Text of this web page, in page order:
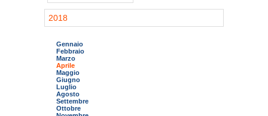
2018
Gennaio
Febbraio
Marzo
Aprile
Maggio
Giugno
Luglio
Agosto
Settembre
Ottobre